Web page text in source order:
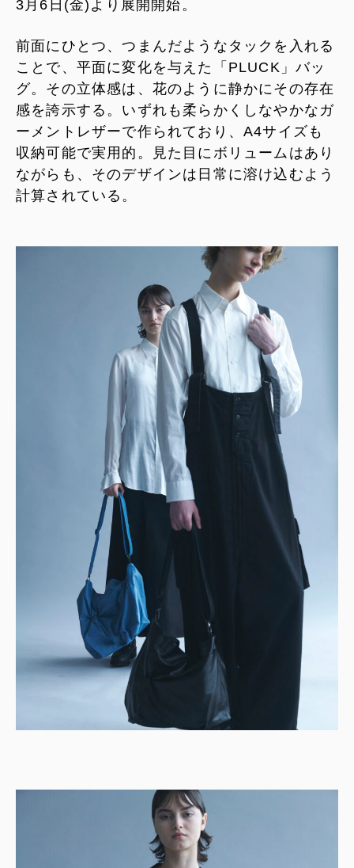
3月6日(金)より展開開始。
前面にひとつ、つまんだようなタックを入れる
ことで、平面に変化を与えた「PLUCK」バッ
グ。その立体感は、花のように静かにその存在
感を誇示する。いずれも柔らかくしなやかなガ
ーメントレザーで作られており、A4サイズも
収納可能で実用的。見た目にボリュームはあり
ながらも、そのデザインは日常に溶け込むよう
計算されている。